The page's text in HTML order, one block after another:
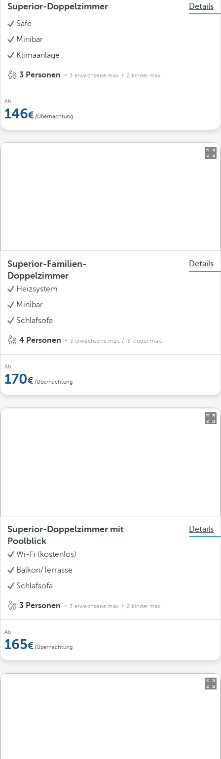
Superior-Doppelzimmer
Details
Safe
Minibar
Klimaanlage
3 Personen 3 erwachsene max. / 2 kinder max.
Ab
146 /Übernachtung
Superior-Familien-
Doppelzimmer
Details
Heizsystem
Minibar
Schlafsofa
4 Personen 3 erwachsene max. / 3 kinder max.
Ab
170 /Übernachtung
Superior-Doppelzimmer mit
Poolblick
Details
Wi-Fi (kostenlos)
Balkon/Terrasse
Schlafsofa
3 Personen 3 erwachsene max. / 2 kinder max.
Ab
165 /Übernachtung